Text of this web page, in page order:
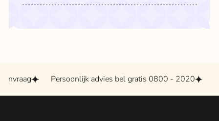
Persoonlijk advies bel gratis 0800 - 2020